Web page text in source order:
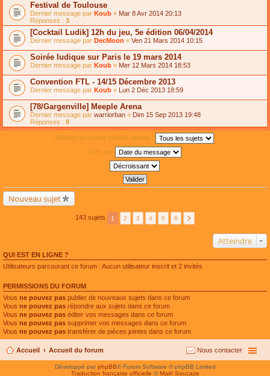
Festival de Toulouse
Dernier message par Koub « Mar 8 Avr 2014 20:13
Réponses : 3
[Cocktail Ludik] 12h du jeu, 5e édition 06/04/2014
Dernier message par DecMoon « Ven 21 Mars 2014 10:15
Soirée ludique sur Paris le 19 mars 2014
Dernier message par Koub « Mer 12 Mars 2014 18:53
Convention FTL - 14/15 Décembre 2013
Dernier message par Koub « Lun 2 Déc 2013 18:59
[78/Gargenville] Meeple Arena
Dernier message par warriorban « Dim 15 Sep 2013 19:48
Réponses : 8
Afficher les sujets publiés depuis :
Trier par
Nouveau sujet
143 sujets 1 2 3 4 5 6
Atteindre
QUI EST EN LIGNE ?
Utilisateurs parcourant ce forum : Aucun utilisateur inscrit et 2 invités
PERMISSIONS DU FORUM
Vous ne pouvez pas publier de nouveaux sujets dans ce forum
Vous ne pouvez pas répondre aux sujets dans ce forum
Vous ne pouvez pas éditer vos messages dans ce forum
Vous ne pouvez pas supprimer vos messages dans ce forum
Vous ne pouvez pas transférer de pièces jointes dans ce forum
Accueil Accueil du forum Nous contacter
Développé parphpBB® Forum Software © phpBB Limited
Traduction française officielle © Maël Soucaze